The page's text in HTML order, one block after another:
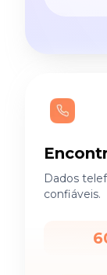
Dados
confiáveis.